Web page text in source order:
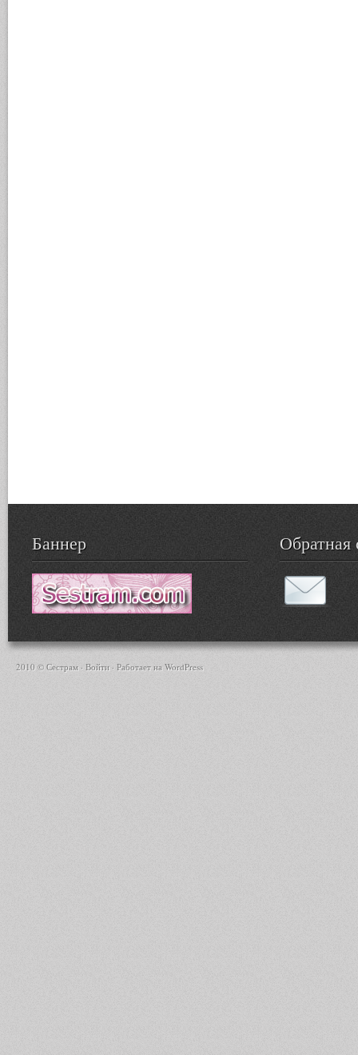
Баннер Обратная
2010 © Сестрам · Войти · Работает на WordPress